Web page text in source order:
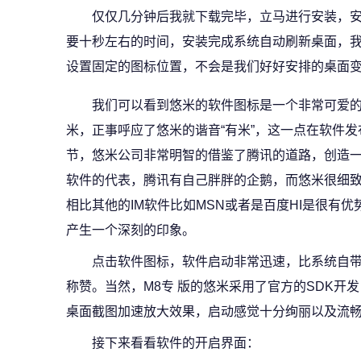
仅仅几分钟后我就下载完毕，立马进行安装，
要十秒左右的时间，安装完成系统自动刷新桌面，
设置固定的图标位置，不会是我们好好安排的桌面
我们可以看到悠米的软件图标是一个非常可爱
米，正事呼应了悠米的谐音“有米”，这一点在软件
节，悠米公司非常明智的借鉴了腾讯的道路，创造
软件的代表，腾讯有自己胖胖的企鹅，而悠米很细
相比其他的IM软件比如MSN或者是百度HI是很有
产生一个深刻的印象。
点击软件图标，软件启动非常迅速，比系统自
称赞。当然，M8专 版的悠米采用了官方的SDK开
桌面截图加速放大效果，启动感觉十分绚丽以及流
接下来看看软件的开启界面：